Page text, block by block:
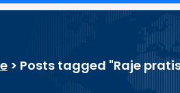
> Posts tagged "Raje